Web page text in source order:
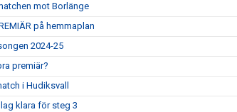
mot Borlänge
på hemmaplan
2024-25
premiär?
i Hudiksvall
lag klara för steg 3